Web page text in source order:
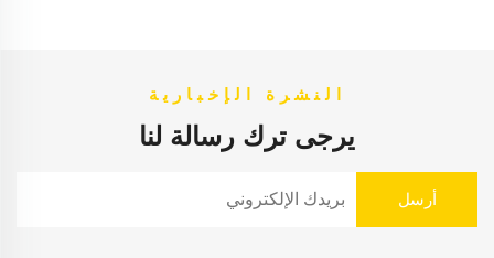
النشرة الإخبارية
يرجى ترك رسالة لنا